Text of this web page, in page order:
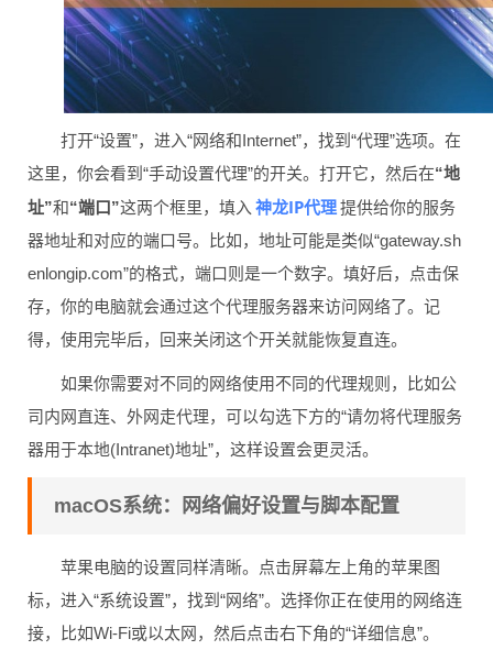
打开“设置”，进入“网络和Internet”，找到“代理”选项。在
这里，你会看到“手动设置代理”的开关。打开它，然后在“地
址”和“端口”这两个框里，填入 神龙IP代理提供给你的服务
器地址和对应的端口号。比如，地址可能是类似“gateway.sh
enlongip.com”的格式，端口则是一个数字。填好后，点击保
存，你的电脑就会通过这个代理服务器来访问网络了。记
得，使用完毕后，回来关闭这个开关就能恢复直连。
如果你需要对不同的网络使用不同的代理规则，比如公
司内网直连、外网走代理，可以勾选下方的“请勿将代理服务
器用于本地(Intranet)地址”，这样设置会更灵活。
macOS系统：网络偏好设置与脚本配置
苹果电脑的设置同样清晰。点击屏幕左上角的苹果图
标，进入“系统设置”，找到“网络”。选择你正在使用的网络连
接，比如Wi-Fi或以太网，然后点击右下角的“详细信息”。